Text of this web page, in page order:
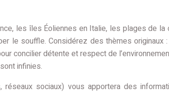
les îles Éoliennes en Italie, les plages de la
le souffle. Considérez des thèmes originaux
concilier détente et respect de
infinies.
sociaux) vous apportera des